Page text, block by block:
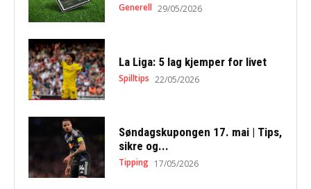
Generell 29/05/2026
La Liga: 5 lag kjemper for livet
Spilltips 22/05/2026
Søndagskupongen 17. mai | Tips,
sikre og...
Tipping 17/05/2026